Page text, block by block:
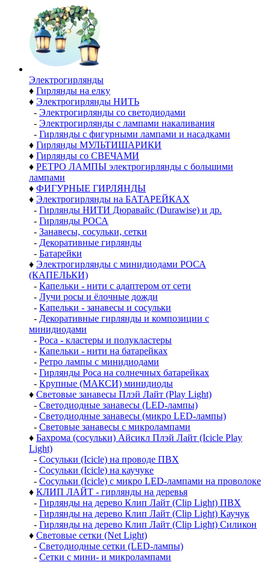
Электро­гирлянды
♦ Гирлянды на елку
♦ Электрогирлянды НИТЬ
- Электрогирлянды со светодиодами
- Электрогирлянды с лампами накаливания
- Гирлянды с фигурными лампами и насадками
♦ Гирлянды МУЛЬТИШАРИКИ
♦ Гирлянды со СВЕЧАМИ
♦ РЕТРО ЛАМПЫ электрогирлянды с большими
лампами
♦ ФИГУРНЫЕ ГИРЛЯНДЫ
♦ Электрогирлянды на БАТАРЕЙКАХ
- Гирлянды НИТИ Дюравайс (Durawise) и др.
- Гирлянды РОСА
- Занавесы, сосульки, сетки
- Декоративные гирлянды
- Батарейки
♦ Электрогирлянды с минидиодами РОСА
(КАПЕЛЬКИ)
- Капельки - нити с адаптером от сети
- Лучи росы и ёлочные дожди
- Капельки - занавесы и сосульки
- Декоративные гирлянды и композиции с
минидиодами
- Роса - кластеры и полукластеры
- Капельки - нити на батарейках
- Ретро лампы с минидиодами
- Гирлянды Роса на солнечных батарейках
- Крупные (МАКСИ) минидиоды
♦ Световые занавесы Плэй Лайт (Play Light)
- Светодиодные занавесы (LED-лампы)
- Светодиодные занавесы (микро LED-лампы)
- Световые занавесы с микролампами
♦ Бахрома (сосульки) Айсикл Плэй Лайт (Icicle Play
Light)
- Сосульки (Icicle) на проводе ПВХ
- Сосульки (Icicle) на каучуке
- Сосульки (Icicle) с микро LED-лампами на проволоке
♦ КЛИП ЛАЙТ - гирлянды на деревья
- Гирлянды на дерево Клип Лайт (Clip Light) ПВХ
- Гирлянды на дерево Клип Лайт (Clip Light) Каучук
- Гирлянды на дерево Клип Лайт (Clip Light) Силикон
♦ Световые сетки (Net Light)
- Светодиодные сетки (LED-лампы)
- Сетки с мини- и микролампами